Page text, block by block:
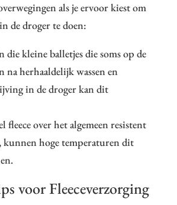
als je ervoor kiest om
de droger te doen:
kleine balletjes die soms op de
na herhaaldelijk wassen en
in de droger kan dit
over het algemeen resistent
kunnen hoge temperaturen dit
voor Fleeceverzorging